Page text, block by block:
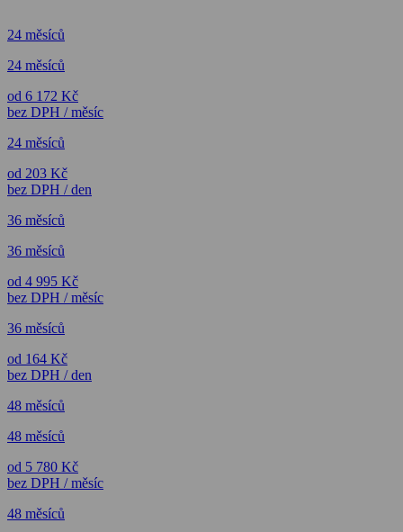
24 měsíců
24 měsíců
od 6 172 Kč
bez DPH / měsíc
24 měsíců
od 203 Kč
bez DPH / den
36 měsíců
36 měsíců
od 4 995 Kč
bez DPH / měsíc
36 měsíců
od 164 Kč
bez DPH / den
48 měsíců
48 měsíců
od 5 780 Kč
bez DPH / měsíc
48 měsíců